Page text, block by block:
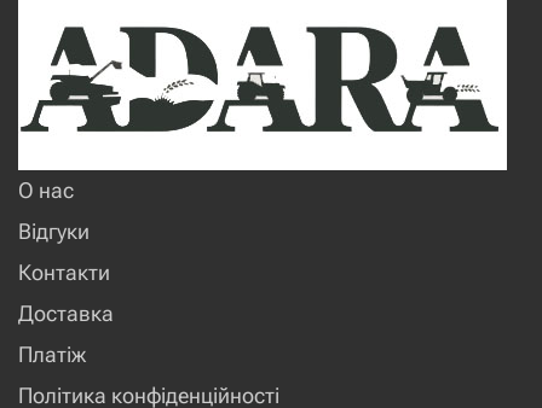
О нас
Відгуки
Контакти
Доставка
Платіж
Політика конфіденційності